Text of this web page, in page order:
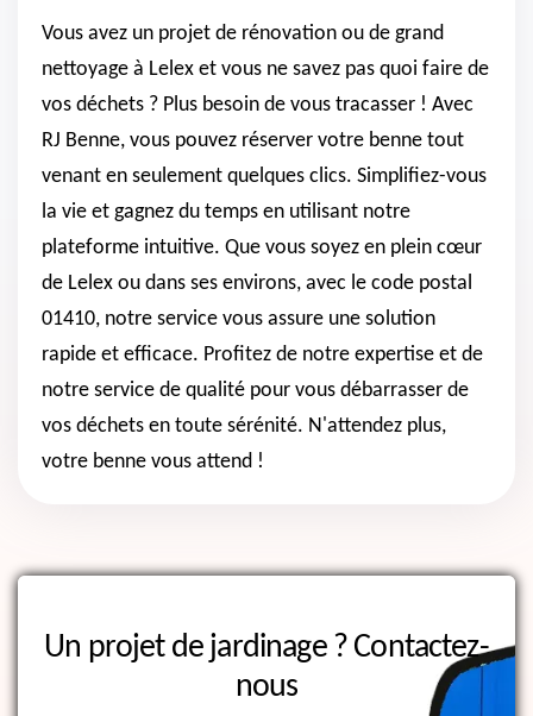
Vous avez un projet de rénovation ou de grand
nettoyage à Lelex et vous ne savez pas quoi faire de
vos déchets ? Plus besoin de vous tracasser ! Avec
RJ Benne, vous pouvez réserver votre benne tout
venant en seulement quelques clics. Simplifiez-vous
la vie et gagnez du temps en utilisant notre
plateforme intuitive. Que vous soyez en plein cœur
de Lelex ou dans ses environs, avec le code postal
01410, notre service vous assure une solution
rapide et efficace. Profitez de notre expertise et de
notre service de qualité pour vous débarrasser de
vos déchets en toute sérénité. N'attendez plus,
votre benne vous attend !
Un projet de jardinage ? Contactez-
nous